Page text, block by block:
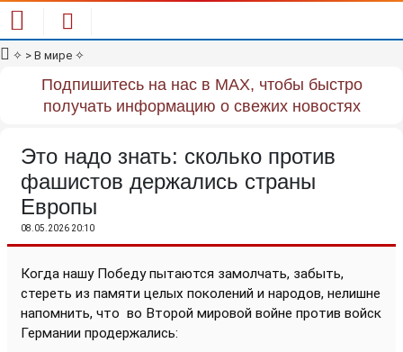
✧ > В мире ✧
Подпишитесь на нас в MAX, чтобы быстро
получать информацию о свежих новостях
Это надо знать: сколько против
фашистов держались страны
Европы
08.05.2026 20:10
Когда нашу Победу пытаются замолчать, забыть,
стереть из памяти целых поколений и народов, нелишне
напомнить, что во Второй мировой войне против войск
Германии продержались: